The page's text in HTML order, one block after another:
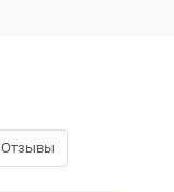
Отзывы